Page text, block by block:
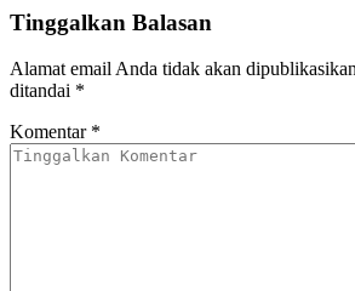
Tinggalkan Balasan
Alamat email Anda tidak akan
ditandai *
Komentar *